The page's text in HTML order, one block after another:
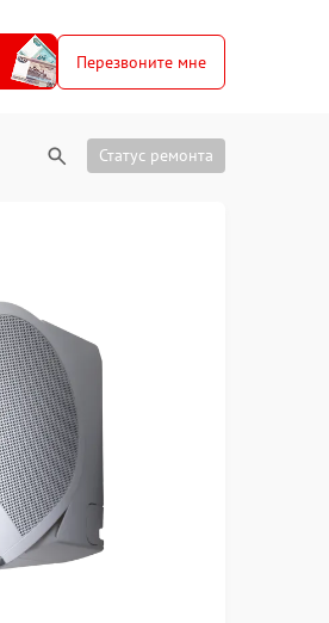
Перезвоните мне
Статус ремонта